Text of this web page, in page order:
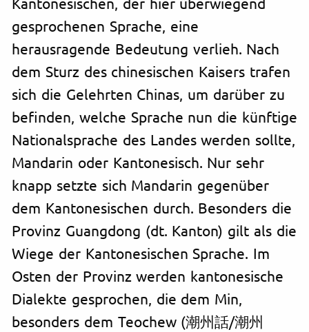
gesprochenen Sprache, eine
herausragende Bedeutung verlieh. Nach
dem Sturz des chinesischen Kaisers trafen
sich die Gelehrten Chinas, um darüber zu
befinden, welche Sprache nun die künftige
Nationalsprache des Landes werden sollte,
Mandarin oder Kantonesisch. Nur sehr
knapp setzte sich Mandarin gegenüber
dem Kantonesischen durch. Besonders die
Provinz Guangdong (dt. Kanton) gilt als die
Wiege der Kantonesischen Sprache. Im
Osten der Provinz werden kantonesische
Dialekte gesprochen, die dem Min,
besonders dem Teochew (潮州話/潮州